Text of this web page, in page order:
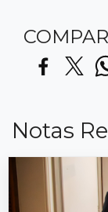
Notas